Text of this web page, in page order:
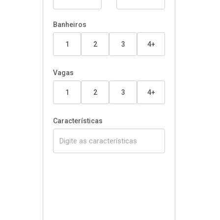
Banheiros
1 2 3 4+
Vagas
1 2 3 4+
Características